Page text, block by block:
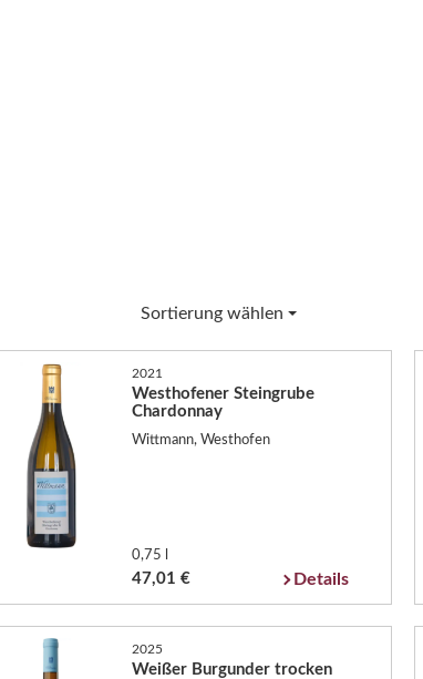
Sortierung wählen
2021
Westhofener Steingrube
Chardonnay
Wittmann, Westhofen
0,75 l
47,01 € Details
2025
Weißer Burgunder trocken